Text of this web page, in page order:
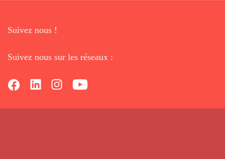
Suivez nous !
Suivez nous sur les réseaux :